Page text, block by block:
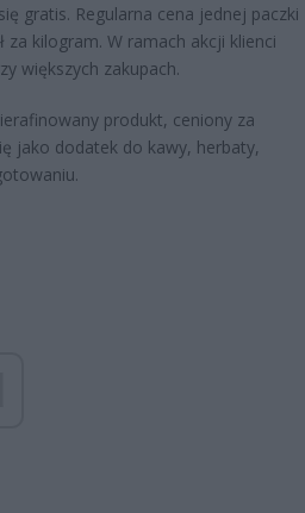
gratis. Regularna cena jednej paczki
za kilogram. W ramach akcji klienci
większych zakupach.
produkt, ceniony za
jako dodatek do kawy, herbaty,